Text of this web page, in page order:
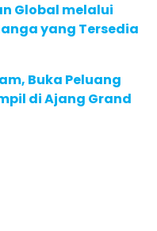
Global melalui
yang Tersedia
Buka Peluang
di Ajang Grand